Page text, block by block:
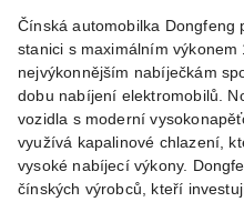
Čínská automobilka
stanici s maximálním
nejvýkonnějším nabíječkám
dobu nabíjení elektromobilů.
vozidla s moderní
využívá kapalinové chlazení,
vysoké nabíjecí výkony.
čínských výrobců, kteří